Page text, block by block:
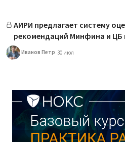
АИРИ предлагает систему
рекомендаций Минфина и ЦБ
Иванов Петр 30 июл